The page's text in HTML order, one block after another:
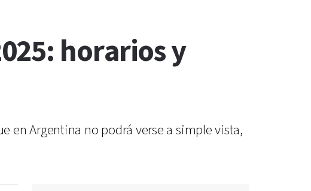
horarios y
en Argentina no podrá verse a simple vista,